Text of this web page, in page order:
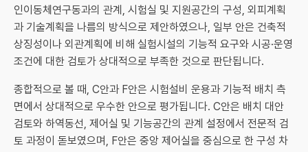
인이동체연구동과의 관계, 시험실 및 지원공간의 구성, 외피계획
과 기술계획을 나름의 방식으로 제안하였으나, 일부 안은 건축적
상징성이나 외관계획에 비해 실험시설의 기능적 요구와 시공·운영
조건에 대한 검토가 상대적으로 부족한 것으로 판단됩니다.
종합적으로 볼 때, C안과 F안은 시험설비 운용과 기능적 배치 측
면에서 상대적으로 우수한 안으로 평가됩니다. C안은 배치 대안
검토와 하역동선, 제어실 및 기능공간의 관계 설정에서 전문적 검
토 과정이 돋보였으며, F안은 중앙 제어실을 중심으로 한 구성 차